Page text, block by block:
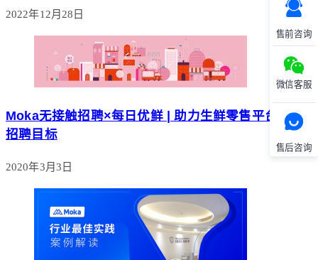
售前咨询
微信客服
售后咨询
2022年12月28日
Moka无接触招聘×每日优鲜 | 助力生鲜零售平台达成
招聘目标
2020年3月3日